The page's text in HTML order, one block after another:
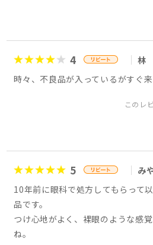
4 林
時々、不良品が入っているがすぐ
このレ
5 み
10年前に眼科で処方してもらって
品です。
つけ心地がよく、裸眼のような感
ね。